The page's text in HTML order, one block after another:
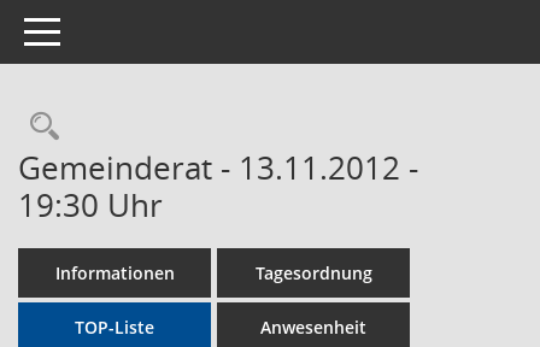
Toggle navigation
Rechercheauswahl
Gemeinderat - 13.11.2012 -
19:30 Uhr
Informationen Tagesordnung
TOP-Liste Anwesenheit